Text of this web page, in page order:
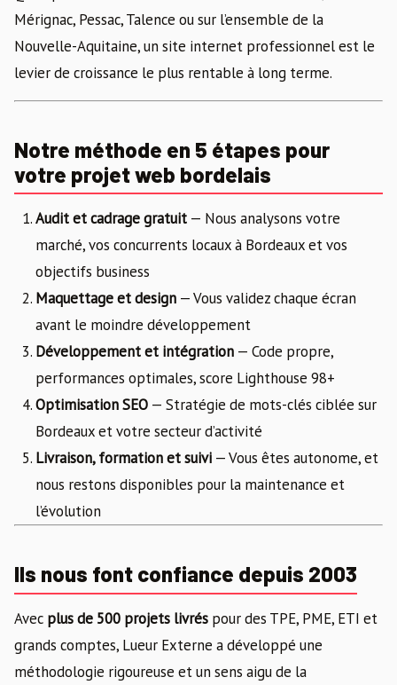
Mérignac, Pessac, Talence ou sur l’ensemble de la
Nouvelle-Aquitaine, un site internet professionnel est le
levier de croissance le plus rentable à long terme.
Notre méthode en 5 étapes pour
votre projet web bordelais
Audit et cadrage gratuit — Nous analysons votre
marché, vos concurrents locaux à Bordeaux et vos
objectifs business
Maquettage et design — Vous validez chaque écran
avant le moindre développement
Développement et intégration — Code propre,
performances optimales, score Lighthouse 98+
Optimisation SEO — Stratégie de mots-clés ciblée sur
Bordeaux et votre secteur d’activité
Livraison, formation et suivi — Vous êtes autonome, et
nous restons disponibles pour la maintenance et
l’évolution
Ils nous font confiance depuis 2003
Avec plus de 500 projets livrés pour des TPE, PME, ETI et
grands comptes, Lueur Externe a développé une
méthodologie rigoureuse et un sens aigu de la